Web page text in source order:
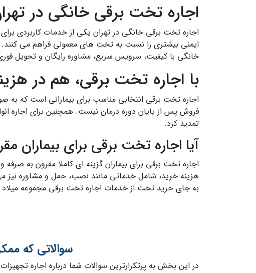
اجاره تخت برقی خانگی در
اجاره تخت برقی خانگی در تهران یکی از خدمات کاربردی
ایمنی بیشتری را نسبت به تخت های معمولی فراهم می کنند.
خانگی با کیفیت، سرویس سریع، مشاوره رایگان و تحویل
با اجاره تخت برقی، هم در
اجاره تخت برقی انتخابی مناسب برای بیمارانی است که به
فروش پس از پایان دوره درمان نیست. همچنین برای اجاره
تمدید کرد.
آیا اجاره تخت برقی برای بیماران
اجاره تخت برقی برای بیماران گزینه ای کاملا مقرون به
هزینه خرید، شامل خدماتی مانند نصب، حمل و مشاوره نیز
به جای خرید تخت از خدمات اجاره تخت برقی مجموعه
سوالاتی که
در این بخش به پرتکرارترین سوالات شما درباره اجاره